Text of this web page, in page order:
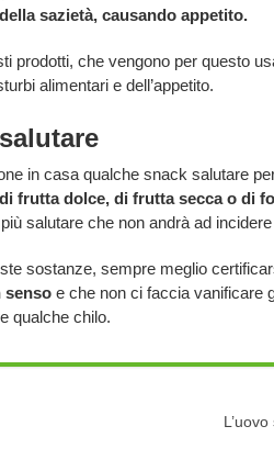
sazietà, causando appetito.
prodotti, che vengono per questo
alimentari e dell’appetito.
in casa qualche snack salutare
di frutta dolce, di frutta secca o di
salutare che non andrà ad
sostanze, sempre meglio
senso e che non ci faccia vanificare
qualche chilo.